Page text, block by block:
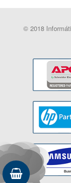
© 2018